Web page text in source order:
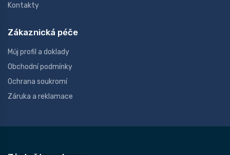
Kontakty
Zákaznická péče
Můj profil a doklady
Obchodní podmínky
Ochrana soukromí
Záruka a reklamace